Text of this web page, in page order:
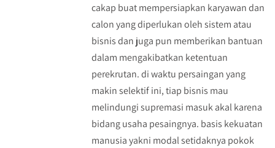
cakap buat mempersiapkan karyawan dan
calon yang diperlukan oleh sistem atau
bisnis dan juga pun memberikan bantuan
dalam mengakibatkan ketentuan
perekrutan. di waktu persaingan yang
makin selektif ini, tiap bisnis mau
melindungi supremasi masuk akal karena
bidang usaha pesaingnya. basis kekuatan
manusia yakni modal setidaknya pokok